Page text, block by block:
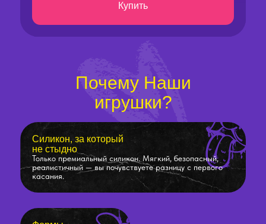
Купить
Силикон, за который
не стыдно
Только премиальный силикон. Мягкий, безопасный,
реалистичный — вы почувствуете разницу с первого
касания.
Почему Наши
игрушки?